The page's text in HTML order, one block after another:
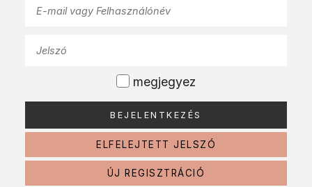
megjegyez
ELFELEJTETT JELSZÓ
ÚJ REGISZTRÁCIÓ